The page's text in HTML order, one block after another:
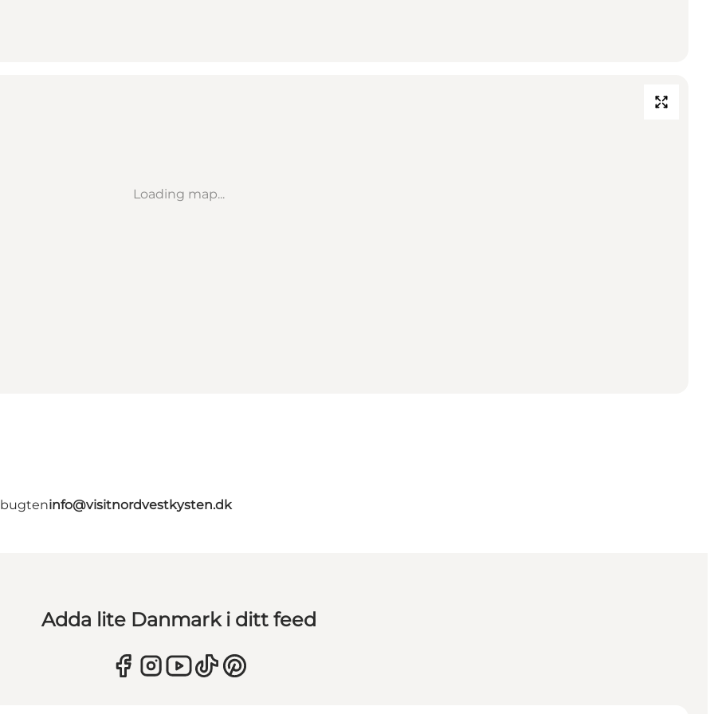
Loading map...
info@visitnordvestkysten.dk
Adda lite Danmark i ditt feed